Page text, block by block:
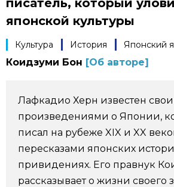
Путеводитель по Японии
Фото/Видео
Блог
Политика
Японский язык
Японский калейдоскоп
official SNS
писатель, который
японской культуры
Культура История Японский
Коидзуми Бон [Об авторе]
Лафкадио Херн известен
произведениями о Японии,
писал на рубеже XIX и XX
пересказами японских
привидениях. Его правнук
рассказывает о жизни своего